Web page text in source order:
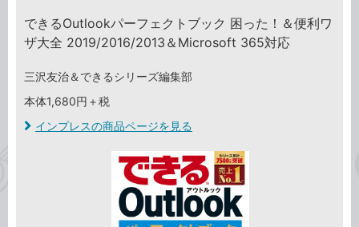
できるOutlookパーフェクトブック 困った！＆便利ワ
ザ大全 2019/2016/2013＆Microsoft 365対応
三沢友治＆できるシリーズ編集部
本体1,680円＋税
インプレスの商品ページを見る